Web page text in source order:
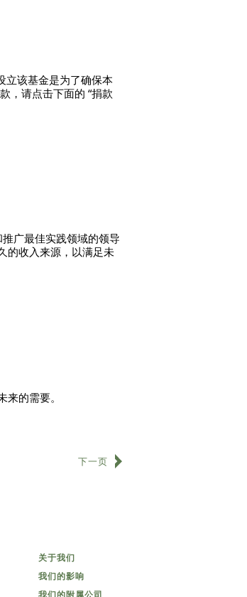
立该基金是为了确保本
，请点击下面的 “捐款
广最佳实践领域的领导
的收入来源，以满足未
的需要。
下一页
关于我们
我们的影响